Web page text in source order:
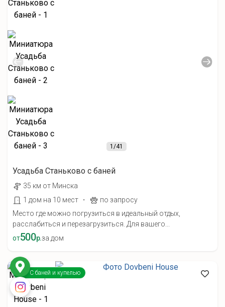
1/41
Усадьба Станьково с баней
35 км от Минска
1 дом на 10 мест
·
по запросу
Место где можно погрузиться в идеальный отдых,
расслабиться и перезагрузиться. Для вашего...
от500р.за дом
С баней и купелью